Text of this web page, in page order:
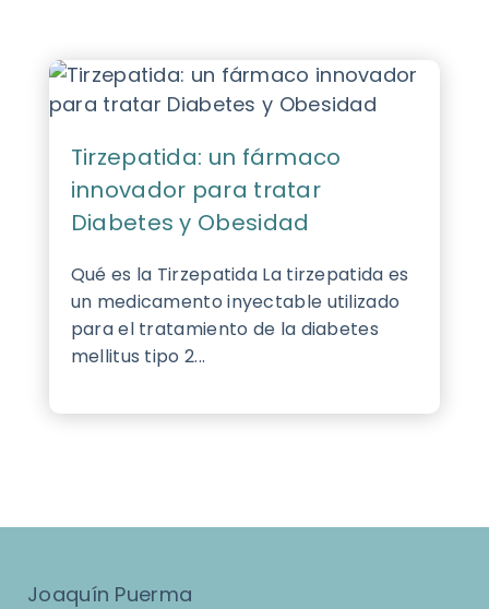
Tirzepatida: un fármaco
innovador para tratar
Diabetes y Obesidad
Qué es la Tirzepatida La tirzepatida es
un medicamento inyectable utilizado
para el tratamiento de la diabetes
mellitus tipo 2...
Joaquín Puerma